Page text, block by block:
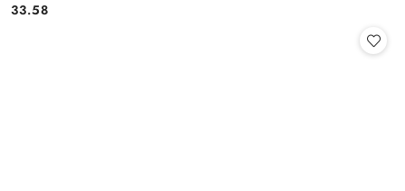
Cena:
33.58